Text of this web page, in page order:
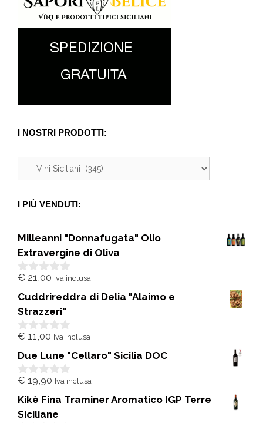
I NOSTRI PRODOTTI:
I PIÙ VENDUTI:
Milleanni "Donnafugata" Olio
Extravergine di Oliva
0
u
5
€ 21,00 Iva inclusa
Cuddrireddra di Delia "Alaimo e
Strazzeri"
0
u
5
€ 11,00 Iva inclusa
Due Lune "Cellaro" Sicilia DOC
0
u
5
€ 19,90 Iva inclusa
Kikè Fina Traminer Aromatico IGP Terre
Siciliane